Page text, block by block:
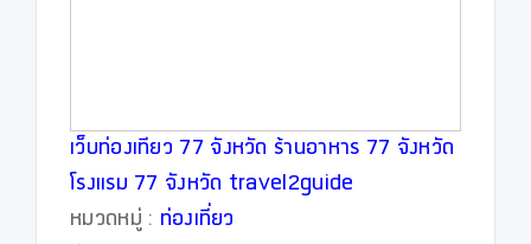
เว็บท่องเทียว 77 จังหวัด ร้านอาหาร 77 จังหวัด
โรงแรม 77 จังหวัด travel2guide
หมวดหมู่ : ท่องเที่ยว